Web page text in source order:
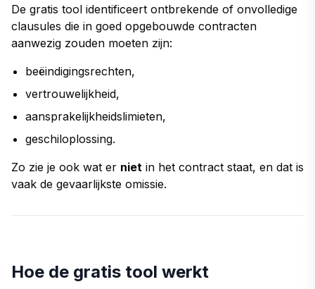
De gratis tool identificeert ontbrekende of onvolledige
clausules die in goed opgebouwde contracten
aanwezig zouden moeten zijn:
beëindigingsrechten,
vertrouwelijkheid,
aansprakelijkheidslimieten,
geschiloplossing.
Zo zie je ook wat er niet in het contract staat, en dat is
vaak de gevaarlijkste omissie.
Hoe de gratis tool werkt